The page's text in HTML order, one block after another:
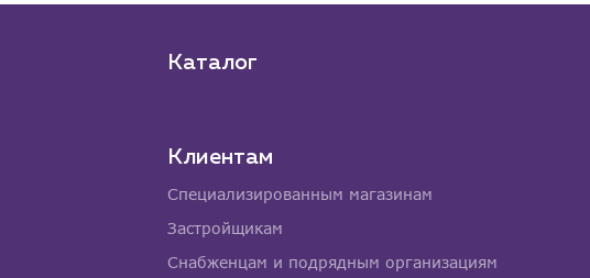
Каталог
Клиентам
Специализированным магазинам
Застройщикам
Снабженцам и подрядным организациям